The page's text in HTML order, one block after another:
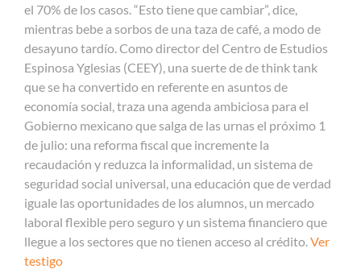
el 70% de los casos. “Esto tiene que cambiar”, dice,
mientras bebe a sorbos de una taza de café, a modo de
desayuno tardío. Como director del Centro de Estudios
Espinosa Yglesias (CEEY), una suerte de de think tank
que se ha convertido en referente en asuntos de
economía social, traza una agenda ambiciosa para el
Gobierno mexicano que salga de las urnas el próximo 1
de julio: una reforma fiscal que incremente la
recaudación y reduzca la informalidad, un sistema de
seguridad social universal, una educación que de verdad
iguale las oportunidades de los alumnos, un mercado
laboral flexible pero seguro y un sistema financiero que
llegue a los sectores que no tienen acceso al crédito.Ver
testigo